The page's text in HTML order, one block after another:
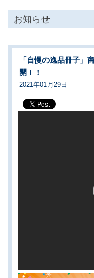
お知らせ
「自慢の逸品冊子」
開！！
2021年01月29日